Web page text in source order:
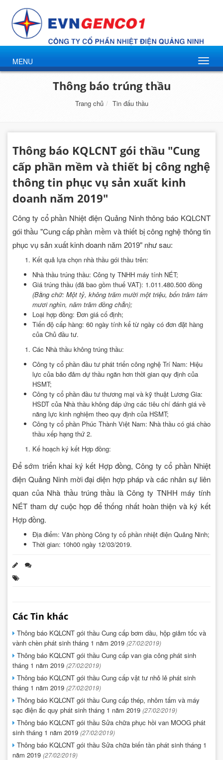
MENU
Thông báo trúng thầu
Trang chủ Tin đấu thầu
Thông báo KQLCNT gói thầu "Cung
cấp phần mềm và thiết bị công nghệ
thông tin phục vụ sản xuất kinh
doanh năm 2019"
Công ty cổ phần Nhiệt điện Quảng Ninh thông báo KQLCNT
gói thầu "Cung cấp phần mềm và thiết bị công nghệ thông tin
phục vụ sản xuất kinh doanh năm 2019" như sau:
Kết quả lựa chọn nhà thầu gói thầu trên:
Nhà thầu trúng thầu: Công ty TNHH máy tính NÉT;
Giá trúng thầu (đã bao gồm thuế VAT): 1.011.480.500 đồng
(Bằng chữ: Một tỷ, không trăm mười một triệu, bốn trăm tám
mươi nghìn, năm trăm đồng chẵn);
Loại hợp đồng: Đơn giá cố định;
Tiến độ cấp hàng: 60 ngày tính kể từ ngày có đơn đặt hàng
của Chủ đầu tư.
Các Nhà thầu không trúng thầu:
Công ty cổ phần đầu tư phát triển công nghệ Trí Nam: Hiệu
lực của bảo đảm dự thầu ngăn hơn thời gian quy định của
HSMT;
Công ty cổ phần đầu tư thương mại và kỹ thuật Lương Gia:
HSDT của Nhà thầu không đáp ứng các tiêu chí đánh giá về
năng lực kinh nghiệm theo quy định của HSMT;
Công ty cổ phần Phúc Thành Việt Nam: Nhà thầu có giá chào
thầu xếp hạng thứ 2.
Kế hoạch ký kết Hợp đồng:
Để sớm triển khai ký kết Hợp đồng, Công ty cổ phần Nhiệt
điện Quảng Ninh mời đại diện hợp pháp và các nhân sự liên
quan của Nhà thầu trúng thầu là Công ty TNHH máy tính
NÉT tham dự cuộc họp để thống nhất hoàn thiện và ký kết
Hợp đồng.
Địa điểm: Văn phòng Công ty cổ phần nhiệt điện Quảng Ninh;
Thời gian: 10h00 ngày 12/03/2019.
Các Tin khác
Thông báo KQLCNT gói thầu Cung cấp bơm dầu, hộp giảm tốc và
vành chèn phát sinh tháng 1 năm 2019 (27/02/2019)
Thông báo KQLCNT gói thầu Cung cấp van gia công phát sinh
tháng 1 năm 2019 (27/02/2019)
Thông báo KQLCNT gói thầu Cung cấp vật tư nhỏ lẻ phát sinh
tháng 1 năm 2019 (27/02/2019)
Thông báo KQLCNT gói thầu Cung cấp thép, nhôm tấm và máy
sạc điện ắc quy phát sinh tháng 1 năm 2019 (27/02/2019)
Thông báo KQLCNT gói thầu Sửa chữa phục hồi van MOOG phát
sinh tháng 1 năm 2019 (27/02/2019)
Thông báo KQLCNT gói thầu Sửa chữa biến tần phát sinh tháng 1
năm 2019 (27/02/2019)